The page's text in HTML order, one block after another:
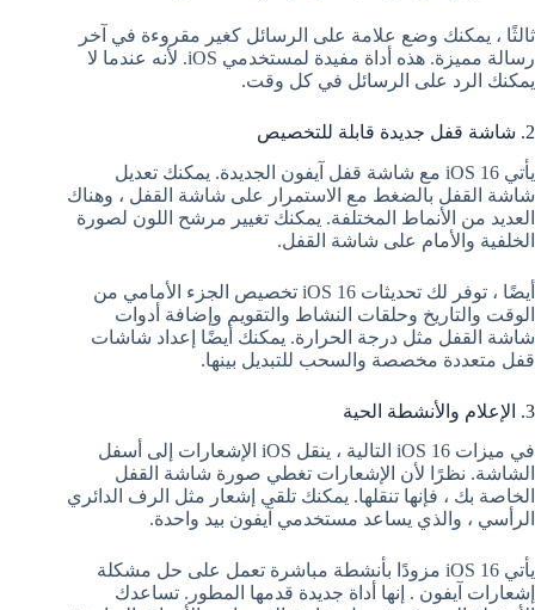
ثالثًا ، يمكنك وضع علامة على الرسائل كغير مقروءة في آخر
رسالة مميزة. هذه أداة مفيدة لمستخدمي iOS. لأنه عندما لا
يمكنك الرد على الرسائل في كل وقت.
2. شاشة قفل جديدة قابلة للتخصيص
يأتي iOS 16 مع شاشة قفل آيفون الجديدة. يمكنك تعديل
شاشة القفل بالضغط مع الاستمرار على شاشة القفل ، وهناك
العديد من الأنماط المختلفة. يمكنك تغيير مرشح اللون لصورة
الخلفية والأمام على شاشة القفل.
أيضًا ، توفر لك تحديثات iOS 16 تخصيص الجزء الأمامي من
الوقت والتاريخ وحلقات النشاط والتقويم وإضافة أدوات
شاشة القفل مثل درجة الحرارة. يمكنك أيضًا إعداد شاشات
قفل متعددة مخصصة والسحب للتبديل بينها.
3. الإعلام والأنشطة الحية
في ميزات iOS 16 التالية ، ينقل iOS الإشعارات إلى أسفل
الشاشة. نظرًا لأن الإشعارات تغطي صورة شاشة القفل
الخاصة بك ، فإنها تنقلها. يمكنك تلقي إشعار مثل الرف الدائري
الرأسي ، والذي يساعد مستخدمي آيفون بيد واحدة.
يأتي iOS 16 مزودًا بأنشطة مباشرة تعمل على حل مشكلة
إشعارات آيفون . إنها أداة جديدة قدمها المطور. تساعدك